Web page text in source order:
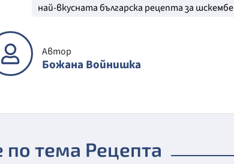
най-вкусната българска рецепта за шскембе
Автор
Божана Войнишка
тема Рецепта